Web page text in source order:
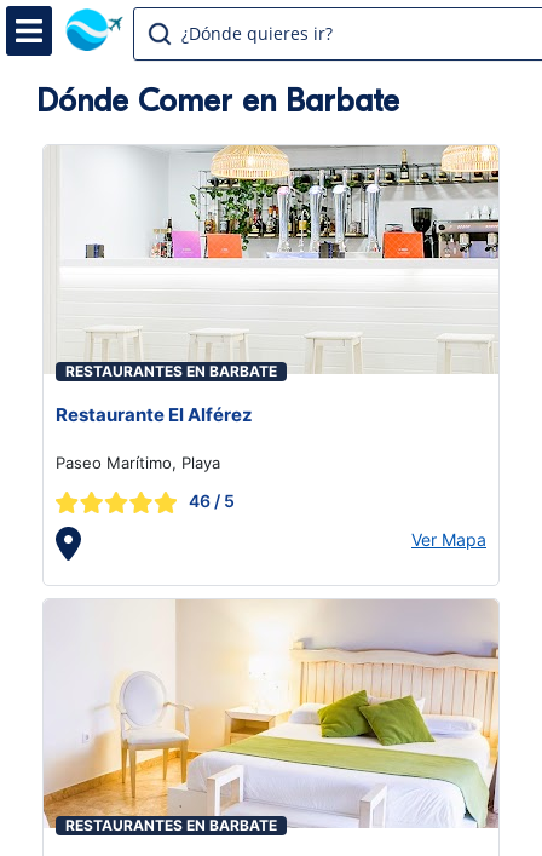
¿Dónde quieres ir?
Dónde Comer en Barbate
RESTAURANTES EN BARBATE
Restaurante El Alférez
Paseo Marítimo, Playa
46 / 5
Ver Mapa
RESTAURANTES EN BARBATE